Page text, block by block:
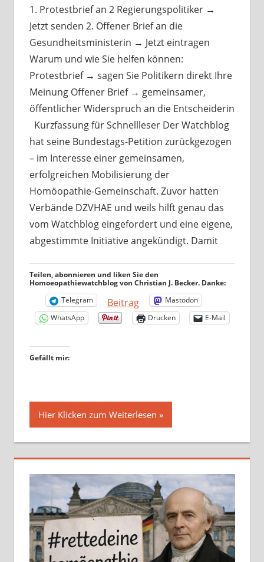
1. Protestbrief an 2 Regierungspolitiker →
Jetzt senden 2. Offener Brief an die
Gesundheitsministerin → Jetzt eintragen
Warum und wie Sie helfen können:
Protestbrief → sagen Sie Politikern direkt Ihre
Meinung Offener Brief → gemeinsamer,
öffentlicher Widerspruch an die Entscheiderin
Kurzfassung für Schnellleser Der Watchblog
hat seine Bundestags-Petition zurückgezogen
– im Interesse einer gemeinsamen,
erfolgreichen Mobilisierung der
Homöopathie-Gemeinschaft. Zuvor hatten
Verbände DZVHAE und weils hilft genau das
vom Watchblog eingefordert und eine eigene,
abgestimmte Initiative angekündigt. Damit
Teilen, abonnieren und liken Sie den
Homoeopathiewatchblog von Christian J. Becker. Danke:
Telegram
Beitrag
Mastodon
WhatsApp
Drucken E-Mail
Gefällt mir:
Hier Klicken zum Weiterlesen